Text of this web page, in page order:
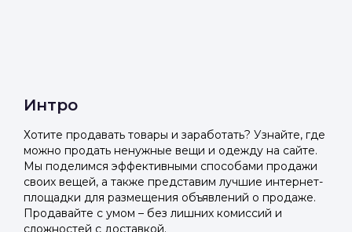
Интро
Хотите продавать товары и заработать? Узнайте, где
можно продать ненужные вещи и одежду на сайте.
Мы поделимся эффективными способами продажи
своих вещей, а также представим лучшие интернет-
площадки для размещения объявлений о продаже.
Продавайте с умом – без лишних комиссий и
сложностей с доставкой.